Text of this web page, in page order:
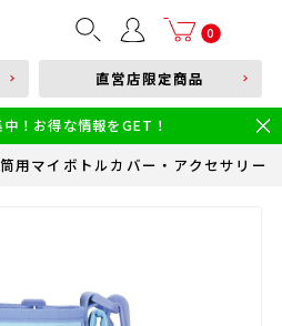
0
入はこちら
入力
品
幼児・園児向け水筒
小学生 中・高学年向け水筒
直営店限定商品
！お得な情報をGET！
用マイボトルカバー・アクセサリー